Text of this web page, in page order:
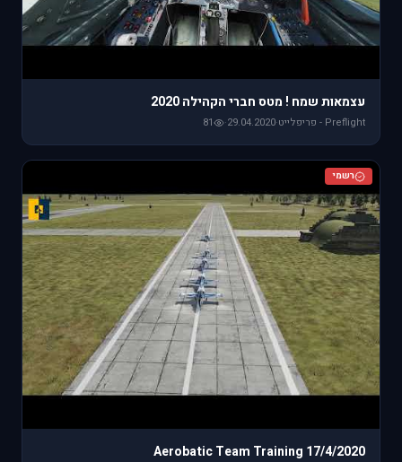
עצמאות שמח ! מטס חברי הקהילה 2020
Preflight - פריפלייט ·
29.04.2020
·
81
רשמי
Aerobatic Team Training 17/4/2020